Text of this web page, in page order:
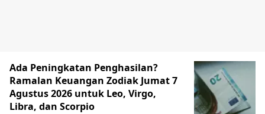
Ada Peningkatan Penghasilan?
Ramalan Keuangan Zodiak Jumat 7
Agustus 2026 untuk Leo, Virgo,
Libra, dan Scorpio